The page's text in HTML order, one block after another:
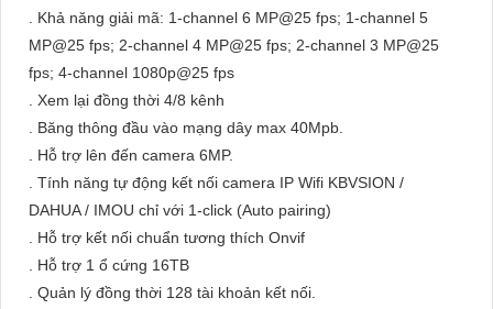
. Khả năng giải mã: 1-channel 6 MP@25 fps; 1-channel 5
MP@25 fps; 2-channel 4 MP@25 fps; 2-channel 3 MP@25
fps; 4-channel 1080p@25 fps
. Xem lại đồng thời 4/8 kênh
. Băng thông đầu vào mạng dây max 40Mpb.
. Hỗ trợ lên đến camera 6MP.
. Tính năng tự động kết nối camera IP Wifi KBVSION /
DAHUA / IMOU chỉ với 1-click (Auto pairing)
. Hỗ trợ kết nối chuẩn tương thích Onvif
. Hỗ trợ 1 ổ cứng 16TB
. Quản lý đồng thời 128 tài khoản kết nối.